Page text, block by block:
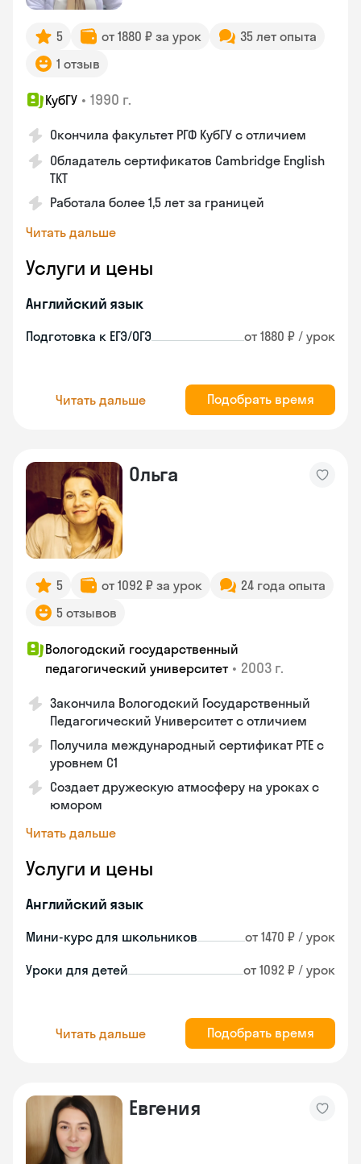
5 от 1880 ₽ за урок
35 лет опыта
1 отзыв
КубГУ • 1990 г.
Окончила факультет РГФ КубГУ с отличием
Обладатель сертификатов Cambridge English
TKT
Работала более 1,5 лет за границей
Читать дальше
Услуги и цены
Английский язык
Подготовка к ЕГЭ/ОГЭ от 1880 ₽ / урок
Читать дальше Подобрать время
Ольга
5 от 1092 ₽ за урок
24 года опыта
5 отзывов
Вологодский государственный
педагогический университет • 2003 г.
Закончила Вологодский Государственный
Педагогический Университет с отличием
Получила международный сертификат PTE с
уровнем C1
Создает дружескую атмосферу на уроках с
юмором
Читать дальше
Услуги и цены
Английский язык
Мини-курс для школьников от 1470 ₽ / урок
Уроки для детей от 1092 ₽ / урок
Читать дальше Подобрать время
Евгения